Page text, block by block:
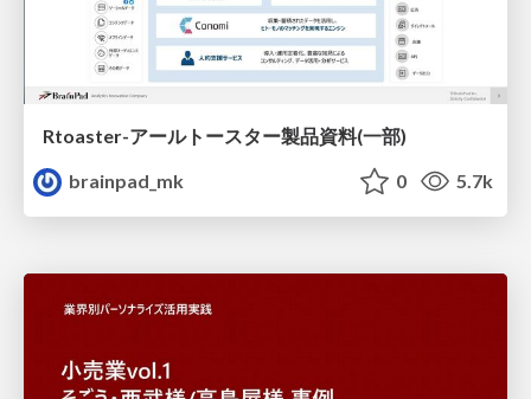
Rtoaster-アールトースター製品資料(一部)
brainpad_mk
0 5.7k